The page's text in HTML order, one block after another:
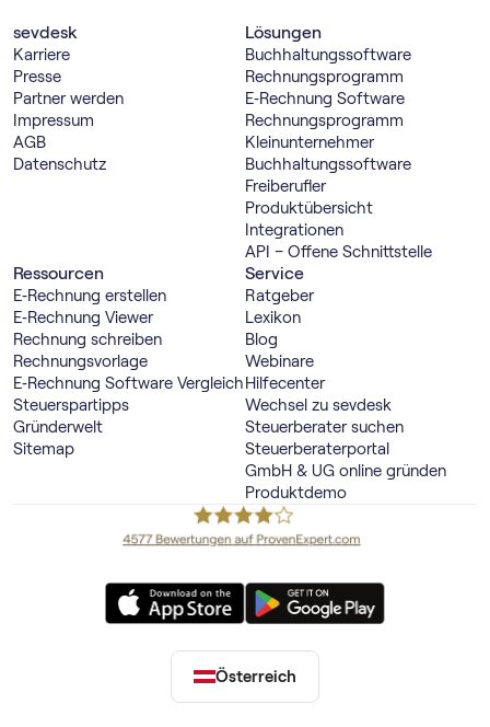
sevdesk
Karriere
Presse
Partner werden
Impressum
AGB
Datenschutz
Lösungen
Buch­haltungs­software
Rechnungs­programm
E‑Rechnung Software
Rechnungs­programm
Kleinunternehmer
Buch­haltungs­software
Freiberufler
Produktübersicht
Integrationen
API – Offene Schnittstelle
Ressourcen
E‑Rechnung erstellen
E‑Rechnung Viewer
Rechnung schreiben
Rechnungsvorlage
E‑Rechnung Software Vergleich
Steuerspartipps
Gründerwelt
Sitemap
Service
Ratgeber
Lexikon
Blog
Webinare
Hilfecenter
Wechsel zu sevdesk
Steuerberater suchen
Steuerberaterportal
GmbH & UG online gründen
Produktdemo
Österreich